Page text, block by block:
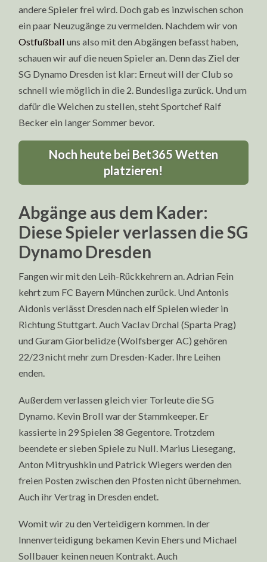
andere Spieler frei wird. Doch gab es inzwischen schon
ein paar Neuzugänge zu vermelden. Nachdem wir von
Ostfußball uns also mit den Abgängen befasst haben,
schauen wir auf die neuen Spieler an. Denn das Ziel der
SG Dynamo Dresden ist klar: Erneut will der Club so
schnell wie möglich in die 2. Bundesliga zurück. Und um
dafür die Weichen zu stellen, steht Sportchef Ralf
Becker ein langer Sommer bevor.
Noch heute bei Bet365 Wetten
platzieren!
Abgänge aus dem Kader:
Diese Spieler verlassen die SG
Dynamo Dresden
Fangen wir mit den Leih-Rückkehrern an. Adrian Fein
kehrt zum FC Bayern München zurück. Und Antonis
Aidonis verlässt Dresden nach elf Spielen wieder in
Richtung Stuttgart. Auch Vaclav Drchal (Sparta Prag)
und Guram Giorbelidze (Wolfsberger AC) gehören
22/23 nicht mehr zum Dresden-Kader. Ihre Leihen
enden.
Außerdem verlassen gleich vier Torleute die SG
Dynamo. Kevin Broll war der Stammkeeper. Er
kassierte in 29 Spielen 38 Gegentore. Trotzdem
beendete er sieben Spiele zu Null. Marius Liesegang,
Anton Mitryushkin und Patrick Wiegers werden den
freien Posten zwischen den Pfosten nicht übernehmen.
Auch ihr Vertrag in Dresden endet.
Womit wir zu den Verteidigern kommen. In der
Innenverteidigung bekamen Kevin Ehers und Michael
Sollbauer keinen neuen Kontrakt. Auch